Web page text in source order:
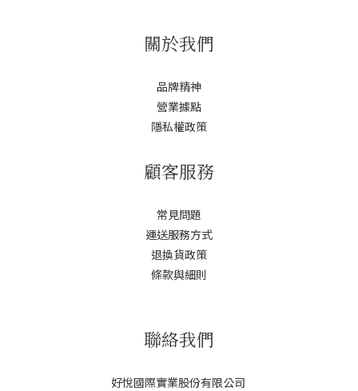
關於我們
品牌精神
營業據點
隱私權政策
顧客服務
常見問題
運送服務方式
退換貨政策
條款與細則
聯絡我們
好悅國際實業股份有限公司